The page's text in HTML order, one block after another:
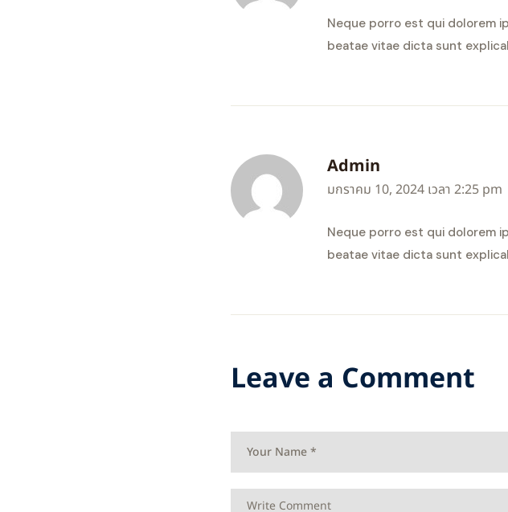
Neque porro est qui dolorem
beatae vitae dicta sunt
Admin
มกราคม 10, 2024 เวลา 2:25 pm
Neque porro est qui dolorem
beatae vitae dicta sunt
Leave a Comment